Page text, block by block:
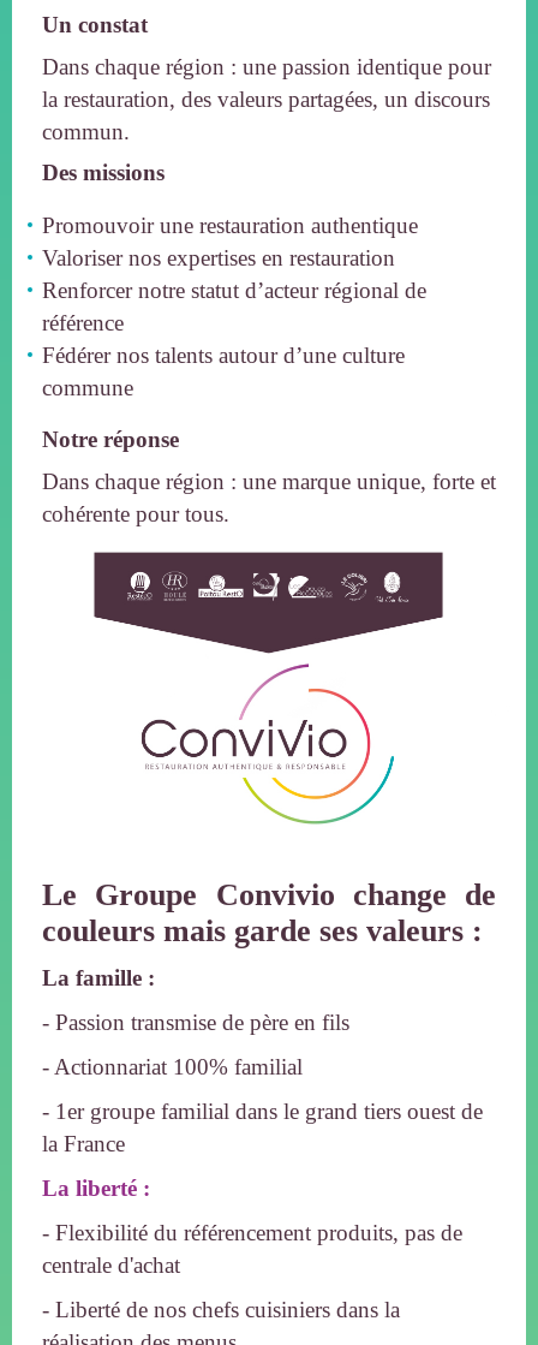
Un constat
Dans chaque région : une passion identique pour
la restauration, des valeurs partagées, un discours
commun.
Des missions
Promouvoir une restauration authentique
Valoriser nos expertises en restauration
Renforcer notre statut d’acteur régional de
référence
Fédérer nos talents autour d’une culture
commune
Notre réponse
Dans chaque région : une marque unique, forte et
cohérente pour tous.
Le Groupe Convivio change de
couleurs mais garde ses valeurs :
La famille :
- Passion transmise de père en fils
- Actionnariat 100% familial
- 1er groupe familial dans le grand tiers ouest de
la France
La liberté :
- Flexibilité du référencement produits, pas de
centrale d'achat
- Liberté de nos chefs cuisiniers dans la